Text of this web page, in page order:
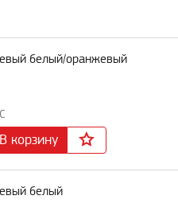
белый/оранжевый
В корзину
белый